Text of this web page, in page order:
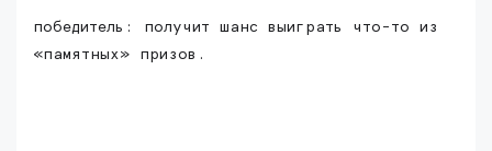
победитель: получит шанс выиграть что-то из
«памятных» призов.